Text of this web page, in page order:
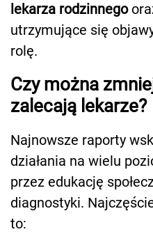
lekarza rodzinnego
utrzymujące się
rolę.
Czy można
zalecają lekarze?
Najnowsze raporty
działania na wielu
przez edukację
diagnostyki.
to: